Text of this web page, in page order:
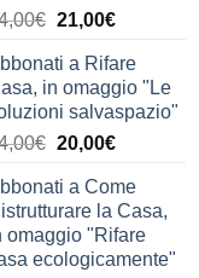
€ Il
originale
era:
24,00€.
21,00€Il
attuale
è:
21,00€.
a Rifare
in omaggio "Le
salvaspazio"
€ Il
originale
era:
24,00€.
20,00€Il
attuale
è:
20,00€.
a Come
la Casa,
omaggio "Rifare
ecologicamente"